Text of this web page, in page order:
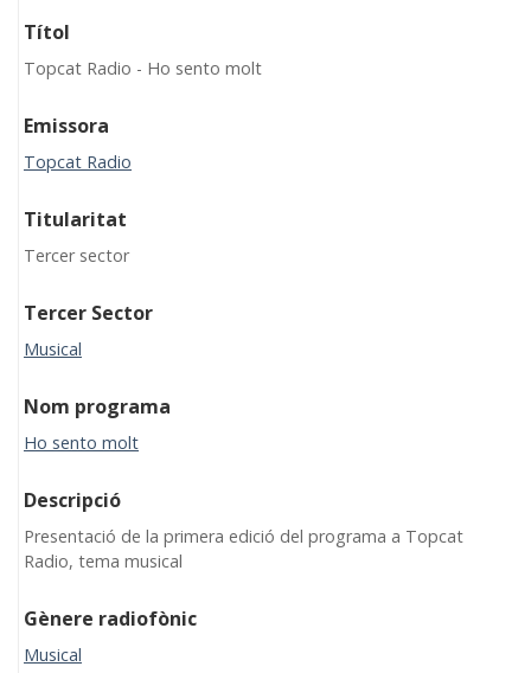
Títol
Topcat Radio - Ho sento molt
Emissora
Topcat Radio
Titularitat
Tercer sector
Tercer Sector
Musical
Nom programa
Ho sento molt
Descripció
Presentació de la primera edició del programa a Topcat
Radio, tema musical
Gènere radiofònic
Musical